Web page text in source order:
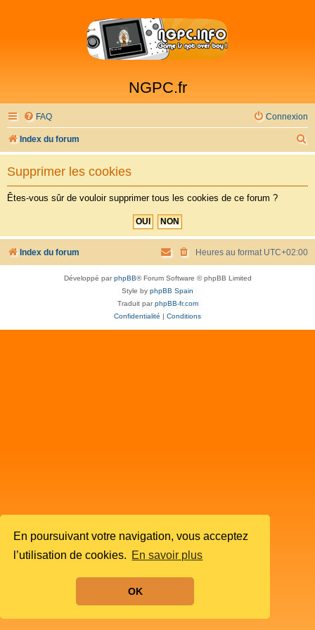
En poursuivant votre navigation, vous acceptez
l’utilisation de cookies. En savoir plus
OK
NGPC.fr
FAQ Connexion
Index du forum
e
h
Supprimer les cookies
Êtes-vous sûr de vouloir supprimer tous les cookies de ce forum ?
Index du forum Heures au format UTC+02:00
Développé parphpBB® Forum Software © phpBB Limited
Style by phpBB Spain
Traduit parphpBB-fr.com
Confidentialité | Conditions